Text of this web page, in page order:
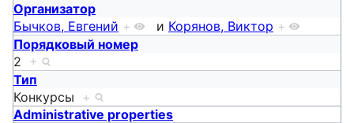
Организатор
Бычков, Евгений + и Корянов, Виктор +
Порядковый номер
2 +
Тип
Конкурсы +
Administrative properties